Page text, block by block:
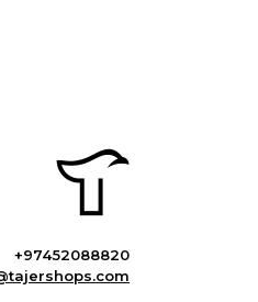
+97452088820